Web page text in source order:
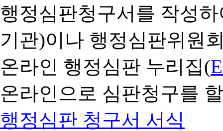
행정심판청구서를 작성
기관)이나 행정심판위원
온라인 행정심판 누리집(
온라인으로 심판청구를
행정심판 청구서 서식